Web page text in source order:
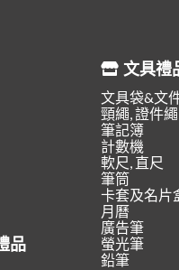
品
文具禮
文具袋&文
頸繩, 證件繩
筆記簿
計數機
軟尺, 直尺
筆筒
卡套及名片
月曆
廣告筆
螢光筆
鉛筆